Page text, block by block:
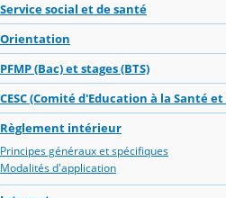
Service social et de santé
Orientation
PFMP (Bac) et stages (BTS)
CESC (Comité d'Education à la Santé
Règlement intérieur
Principes généraux et spécifiques
Modalités d'application